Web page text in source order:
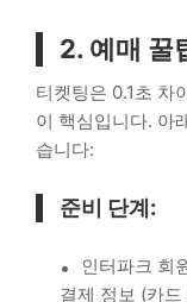
2. 예매 꿀
티켓팅은 0.1초 차
이 핵심입니다. 아
습니다:
준비 단계:
인터파크 회
결제 정보 (카